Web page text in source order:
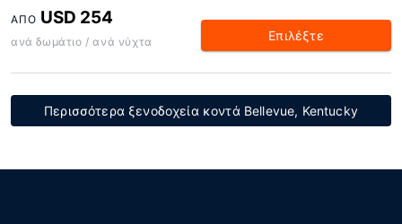
ΑΠΌ USD 254
ανά δωμάτιο / ανά νύχτα Επιλέξτε
Περισσότερα ξενοδοχεία κοντά Bellevue, Kentucky